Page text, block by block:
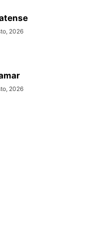
2026
2026